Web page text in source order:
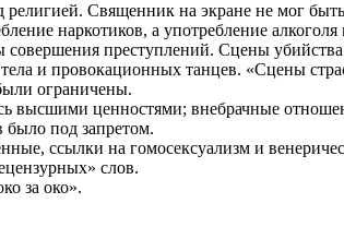
религией. Священник на экране не мог
наркотиков, а употребление
совершения преступлений. Сцены
и провокационных танцев. «Сцены
ограничены.
высшими ценностями; внебрачные
под запретом.
ссылки на гомосексуализм и
слов.
за око».